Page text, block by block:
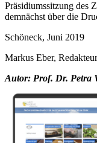
Präsidiumssitzung des
demnächst über die
Schöneck, Juni 2019
Markus Eber,
Autor: Prof. Dr. Petra